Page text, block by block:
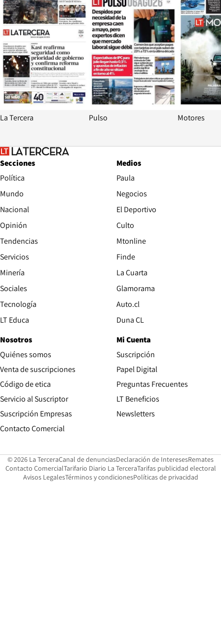
La Tercera Pulso Motores
Secciones
Política
Mundo
Nacional
Opinión
Tendencias
Servicios
Minería
Sociales
Tecnología
LT Educa
Medios
Paula
Negocios
El Deportivo
Culto
Mtonline
Finde
La Cuarta
Glamorama
Auto.clOpens in new window
Duna CLOpens in new window
Nosotros
Quiénes somos
Venta de suscripciones
Código de etica Opens in new window
Servicio al Suscriptor
Suscripción Empresas
Contacto ComercialOpens in new window
Mi Cuenta
Suscripción
Papel DigitalOpens in new
Preguntas Frecuentes
LT Beneficios
Newsletters
© 2026 La TerceraCanal de denunciasOpens in new window
Declaración de InteresesOpens in
Remates
Contacto ComercialOpens in new window
Tarifario Diario La TerceraOpens in new window
Tarifas publicidad electoral
Avisos LegalesOpens in new window
Términos y condicionesPolíticas de privacidad